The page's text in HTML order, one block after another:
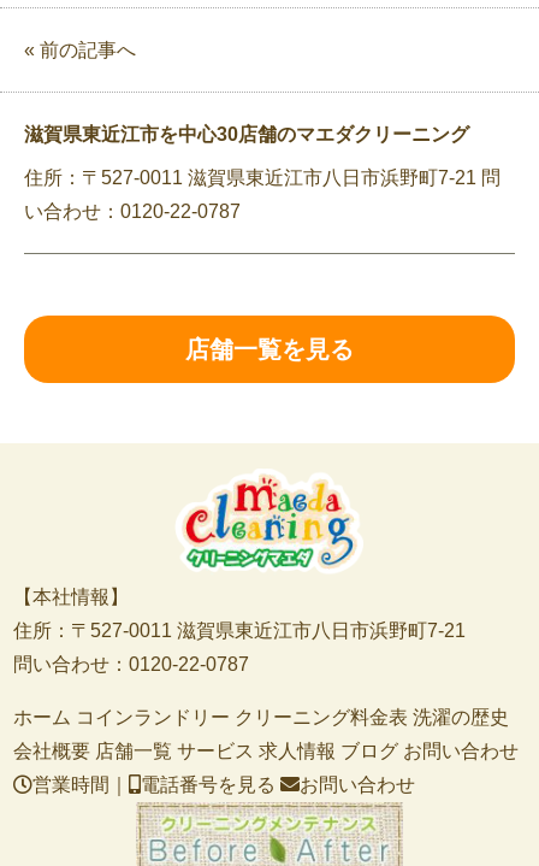
« 前の記事へ
滋賀県東近江市を中心30店舗のマエダクリーニング
住所：〒527-0011 滋賀県東近江市八日市浜野町7-21 問
い合わせ：0120-22-0787
店舗一覧を見る
【本社情報】
住所：〒527-0011 滋賀県東近江市八日市浜野町7-21
問い合わせ：0120-22-0787
ホーム コインランドリー クリーニング料金表 洗濯の歴史
会社概要 店舗一覧 サービス 求人情報 ブログ お問い合わせ
営業時間｜
電話番号を見る お問い合わせ